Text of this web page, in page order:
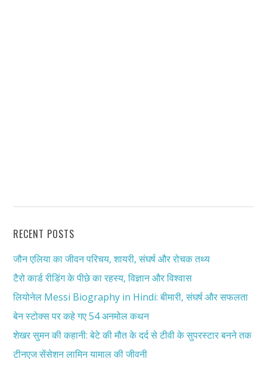
RECENT POSTS
जौन एलिया का जीवन परिचय, शायरी, संघर्ष और रोचक तथ्य
टैरो कार्ड रीडिंग के पीछे का रहस्य, विज्ञान और विश्वास
लियोनेल Messi Biography in Hindi: बीमारी, संघर्ष और सफलता
बेन स्टोक्स पर कहे गए 54 अनमोल कथन
शेखर सुमन की कहानी: बेटे की मौत के दर्द से टीवी के सुपरस्टार बनने तक
टीनएज सेंसेशन लामिन यामाल की जीवनी